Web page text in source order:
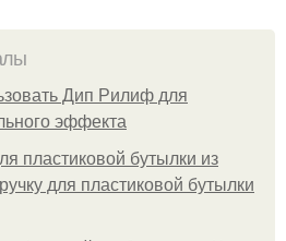
Дип Рилиф для
эффекта
пластиковой бутылки из
для пластиковой бутылки